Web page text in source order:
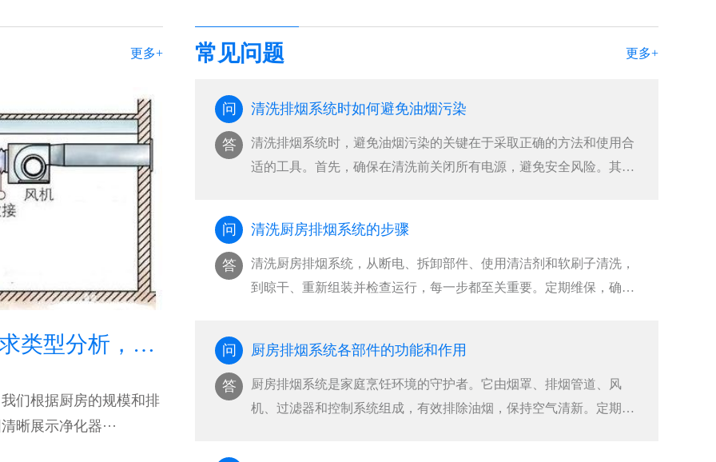
更多+
油烟净化器安装需求类型分析，如何选择适合的油烟净化器安装类型
们根据厨房的规模和排
晰展示净化器···
常见问题 更多+
问 清洗排烟系统时如何避免油烟污染
答
清洗排烟系统时，避免油烟污染的关键在于采取正确的方法和使用合
适的工具。首先，确保在清洗前关闭所有电源，避免安全风险。其次
问 清洗厨房排烟系统的步骤
答
清洗厨房排烟系统，从断电、拆卸部件、使用清洁剂和软刷子清洗，
到晾干、重新组装并检查运行，每一步都至关重要。定期维保，确保
问 厨房排烟系统各部件的功能和作用
答
厨房排烟系统是家庭烹饪环境的守护者。它由烟罩、排烟管道、风
机、过滤器和控制系统组成，有效排除油烟，保持空气清新。定期维